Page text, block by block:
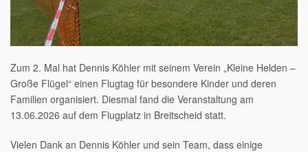
Zum 2. Mal hat Dennis Köhler mit seinem Verein „Kleine Helden –
Große Flügel“ einen Flugtag für besondere Kinder und deren
Familien organisiert. Diesmal fand die Veranstaltung am
13.06.2026 auf dem Flugplatz in Breitscheid statt.
Vielen Dank an Dennis Köhler und sein Team, dass einige